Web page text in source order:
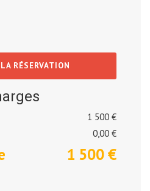
RÉSERVATION
1 500 €
0,00 €
1 500€